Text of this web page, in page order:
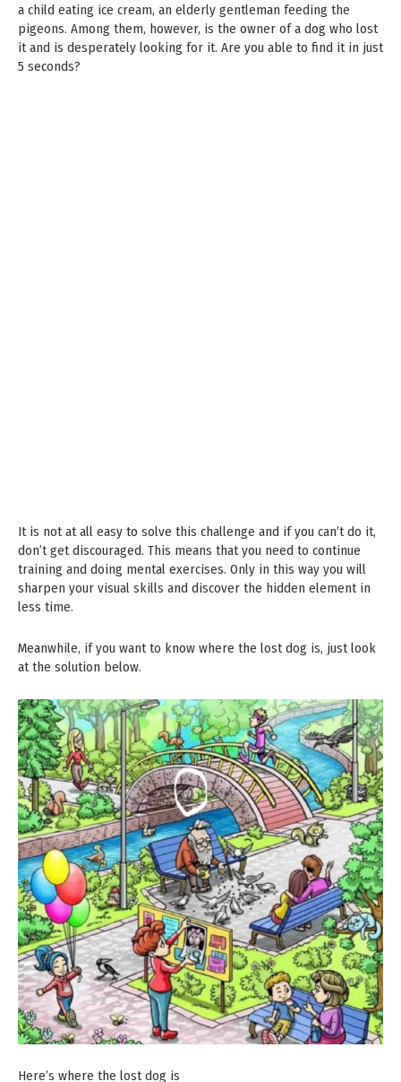
a child eating ice cream, an elderly gentleman feeding the
pigeons. Among them, however, is the owner of a dog who lost
it and is desperately looking for it. Are you able to find it in just
5 seconds?
It is not at all easy to solve this challenge and if you can’t do it,
don’t get discouraged. This means that you need to continue
training and doing mental exercises. Only in this way you will
sharpen your visual skills and discover the hidden element in
less time.
Meanwhile, if you want to know where the lost dog is, just look
at the solution below.
Here’s where the lost dog is